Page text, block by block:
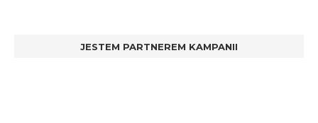
JESTEM PARTNEREM KAMPANII